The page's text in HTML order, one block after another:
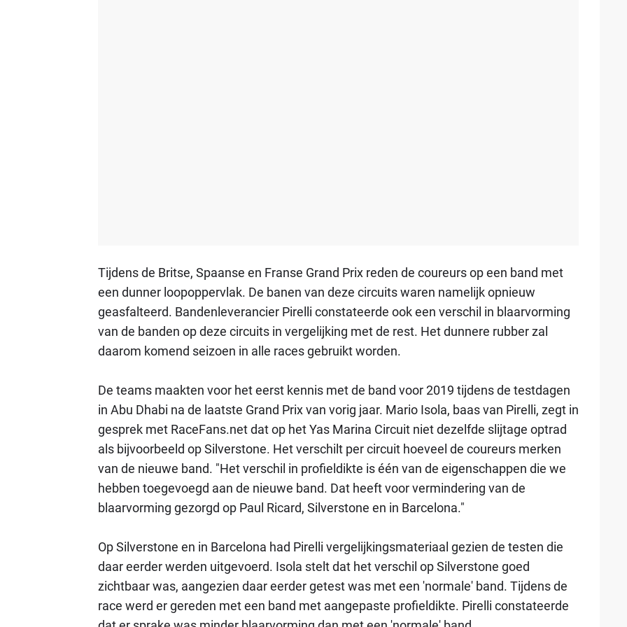
Tijdens de Britse, Spaanse en Franse Grand Prix reden de coureurs op een band met
een dunner loopoppervlak. De banen van deze circuits waren namelijk opnieuw
geasfalteerd. Bandenleverancier Pirelli constateerde ook een verschil in blaarvorming
van de banden op deze circuits in vergelijking met de rest. Het dunnere rubber zal
daarom komend seizoen in alle races gebruikt worden.
De teams maakten voor het eerst kennis met de band voor 2019 tijdens de testdagen
in Abu Dhabi na de laatste Grand Prix van vorig jaar. Mario Isola, baas van Pirelli, zegt in
gesprek met RaceFans.net dat op het Yas Marina Circuit niet dezelfde slijtage optrad
als bijvoorbeeld op Silverstone. Het verschilt per circuit hoeveel de coureurs merken
van de nieuwe band. "Het verschil in profieldikte is één van de eigenschappen die we
hebben toegevoegd aan de nieuwe band. Dat heeft voor vermindering van de
blaarvorming gezorgd op Paul Ricard, Silverstone en in Barcelona."
Op Silverstone en in Barcelona had Pirelli vergelijkingsmateriaal gezien de testen die
daar eerder werden uitgevoerd. Isola stelt dat het verschil op Silverstone goed
zichtbaar was, aangezien daar eerder getest was met een 'normale' band. Tijdens de
race werd er gereden met een band met aangepaste profieldikte. Pirelli constateerde